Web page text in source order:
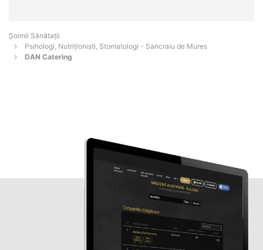
Şoimii Sănătații
Psihologi, Nutriționiști, Stomatologi - Sancraiu de Mures
DAN Catering